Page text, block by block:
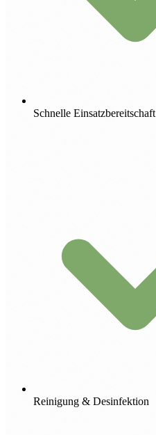
Schnelle Einsatzbereitschaft
Reinigung & Desinfektion